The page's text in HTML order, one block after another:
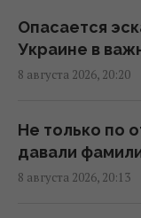
19:57 суббота, 08
Россияне
до 560 км/ч
19:57 суббота, 08
Опасается
Украине в
8 августа 2026, 20:20
Не только по
давали
8 августа 2026, 20:13